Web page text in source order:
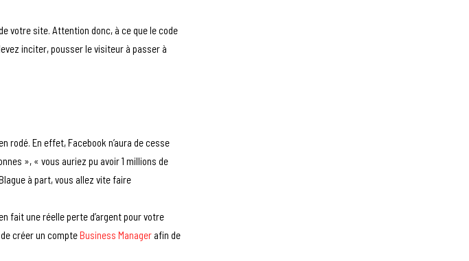
votre site. Attention donc, à ce que le code
inciter, pousser le visiteur à passer à
rodé. En effet, Facebook n’aura de cesse
», « vous auriez pu avoir 1 millions de
à part, vous allez vite faire
fait une réelle perte d’argent pour votre
créer un compteBusiness Manager afin de